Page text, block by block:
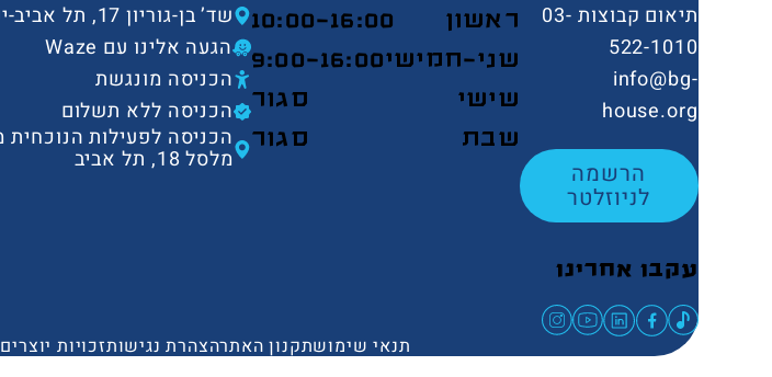
תיאום קבוצות 03-
522-1010
info@bg-
house.org
הרשמה
לניוזלטר
עקבו אחרינו
ראשון
10:00-16:00
שני-חמישי9:00-16:00
שישי
סגור
שבת
סגור
שד’ בן-גוריון 17, תל אביב-יפו
הגעה אלינו עם Waze
הכניסה מונגשת
הכניסה ללא תשלום
הכניסה לפעילות
מלסל 18, תל אביב
תנאי שימושתקנון האתרהצהרת נגישותזכויות יוצרים